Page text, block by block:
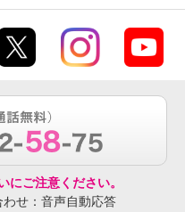
ご注意ください。
わせ：音声自動応答